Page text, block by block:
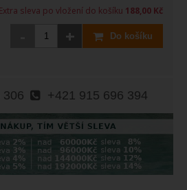
Extra sleva po vložení do košíku 188,00 Kč
+ Do košíku
306 +421 915 696 394